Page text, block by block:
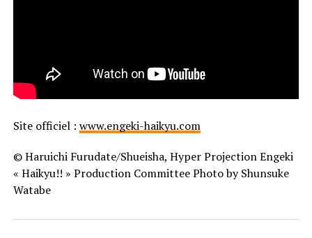
Site officiel : www.engeki-haikyu.com
© Haruichi Furudate/Shueisha, Hyper Projection Engeki
« Haikyu!! » Production Committee Photo by Shunsuke
Watabe